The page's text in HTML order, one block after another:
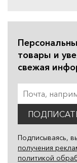
товары и
свежая
Подписываясь,
получения
политикой